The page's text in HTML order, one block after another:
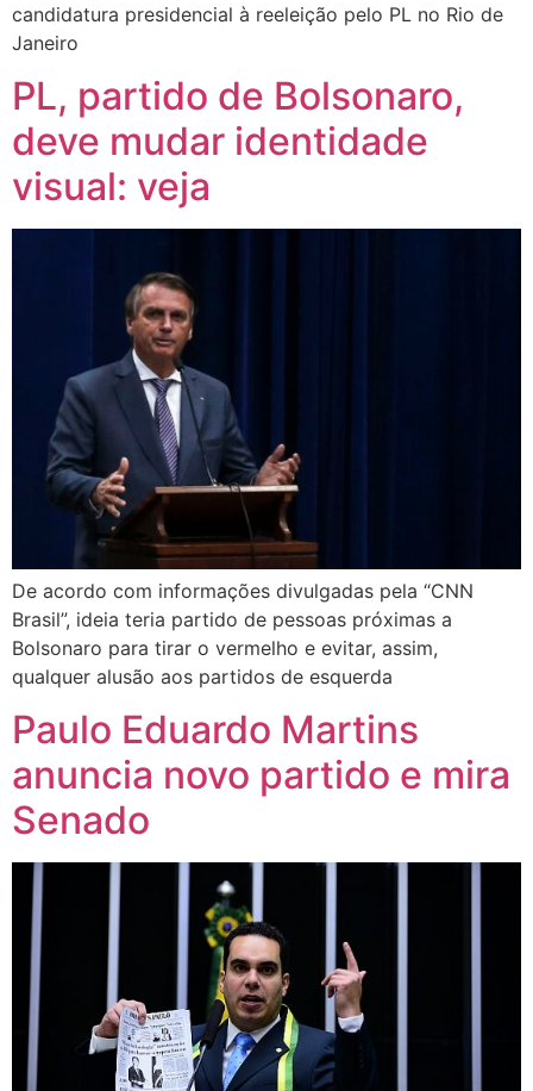
candidatura presidencial à reeleição pelo PL no Rio de
Janeiro
PL, partido de Bolsonaro,
deve mudar identidade
visual: veja
De acordo com informações divulgadas pela “CNN
Brasil”, ideia teria partido de pessoas próximas a
Bolsonaro para tirar o vermelho e evitar, assim,
qualquer alusão aos partidos de esquerda
Paulo Eduardo Martins
anuncia novo partido e mira
Senado